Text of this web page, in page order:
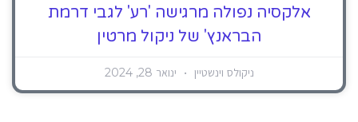
אלקסיה נפולה מרגישה 'רע' לגבי דרמת
הבראנץ' של ניקול מרטין
ניקולס וינשטיין ינואר 28, 2024